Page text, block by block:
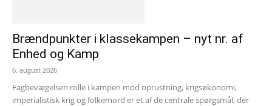
Brændpunkter i klassekampen – nyt nr. af
Enhed og Kamp
6. august 2026
Fagbevægelsen rolle i kampen mod oprustning, krigsøkonomi,
imperialistisk krig og folkemord er et af de centrale spørgsmål, der